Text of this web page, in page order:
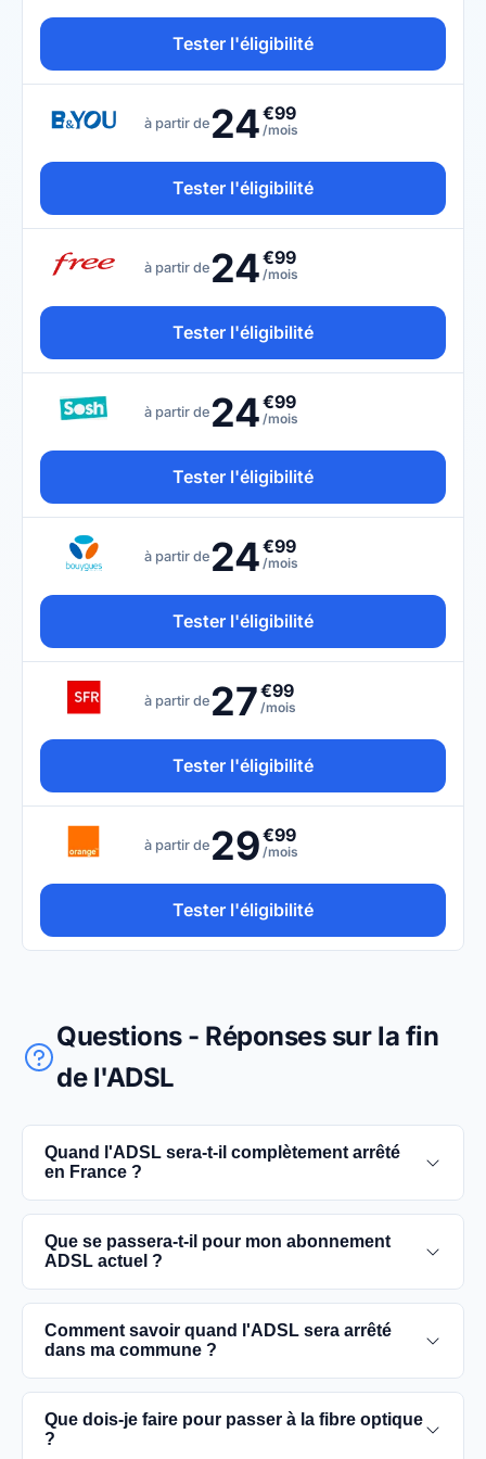
Tester l'éligibilité
à partir de 24€99
/mois
Tester l'éligibilité
à partir de 24€99
/mois
Tester l'éligibilité
à partir de 24€99
/mois
Tester l'éligibilité
à partir de 24€99
/mois
Tester l'éligibilité
à partir de 27€99
/mois
Tester l'éligibilité
à partir de 29€99
/mois
Tester l'éligibilité
Questions - Réponses sur la fin
de l'ADSL
Quand l'ADSL sera-t-il complètement arrêté
en France ?
L'extinction complète du réseau ADSL est prévue
pour 2030. D'ici là, les utilisateurs sont
optique, plus rapides et fiables.
Que se passera-t-il pour mon abonnement
ADSL actuel ?
Vous pouvez continuer à utiliser votre
abonnement ADSL jusqu'à la date de fermeture du
conseillé de passer à la fibre optique dès que
possible pour une meilleure qualité de service.
Comment savoir quand l'ADSL sera arrêté
dans ma commune ?
Les dates précises de fermeture de l'ADSL varient
selon les communes. Vous pouvez trouver ces
Que dois-je faire pour passer à la fibre optique
?